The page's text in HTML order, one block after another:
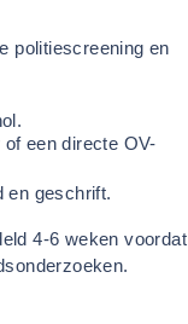
politiescreening en
een directe OV-
en geschrift.
4-6 weken voordat